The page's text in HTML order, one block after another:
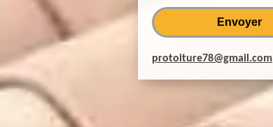
protoiture78@gmail.com